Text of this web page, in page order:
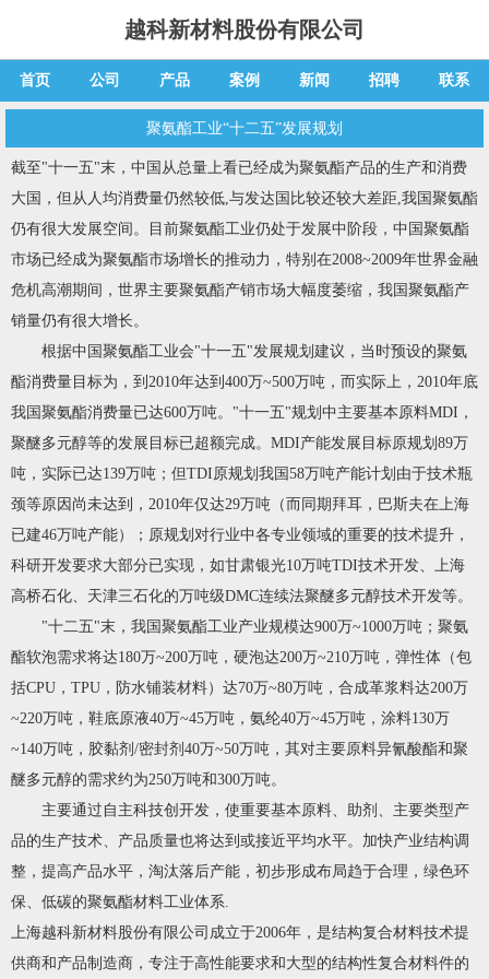
越科新材料股份有限公司
首页 公司 产品 案例 新闻 招聘 联系
聚氨酯工业“十二五”发展规划
截至"十一五"末，中国从总量上看已经成为聚氨酯产品的生产和消费
大国，但从人均消费量仍然较低,与发达国比较还较大差距,我国聚氨酯
仍有很大发展空间。目前聚氨酯工业仍处于发展中阶段，中国聚氨酯
市场已经成为聚氨酯市场增长的推动力，特别在2008~2009年世界金融
危机高潮期间，世界主要聚氨酯产销市场大幅度萎缩，我国聚氨酯产
销量仍有很大增长。
根据中国聚氨酯工业会"十一五"发展规划建议，当时预设的聚氨
酯消费量目标为，到2010年达到400万~500万吨，而实际上，2010年底
我国聚氨酯消费量已达600万吨。"十一五"规划中主要基本原料MDI，
聚醚多元醇等的发展目标已超额完成。MDI产能发展目标原规划89万
吨，实际已达139万吨；但TDI原规划我国58万吨产能计划由于技术瓶
颈等原因尚未达到，2010年仅达29万吨（而同期拜耳，巴斯夫在上海
已建46万吨产能）；原规划对行业中各专业领域的重要的技术提升，
科研开发要求大部分已实现，如甘肃银光10万吨TDI技术开发、上海
高桥石化、天津三石化的万吨级DMC连续法聚醚多元醇技术开发等。
"十二五"末，我国聚氨酯工业产业规模达900万~1000万吨；聚氨
酯软泡需求将达180万~200万吨，硬泡达200万~210万吨，弹性体（包
括CPU，TPU，防水铺装材料）达70万~80万吨，合成革浆料达200万
~220万吨，鞋底原液40万~45万吨，氨纶40万~45万吨，涂料130万
~140万吨，胶黏剂/密封剂40万~50万吨，其对主要原料异氰酸酯和聚
醚多元醇的需求约为250万吨和300万吨。
主要通过自主科技创开发，使重要基本原料、助剂、主要类型产
品的生产技术、产品质量也将达到或接近平均水平。加快产业结构调
整，提高产品水平，淘汰落后产能，初步形成布局趋于合理，绿色环
保、低碳的聚氨酯材料工业体系.
上海越科新材料股份有限公司成立于2006年，是结构复合材料技术提
供商和产品制造商，专注于高性能要求和大型的结构性复合材料件的